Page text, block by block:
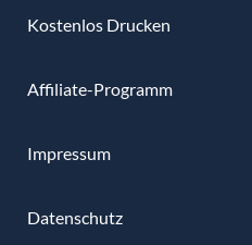
Kostenlos Drucken
Affiliate-Programm
Impressum
Datenschutz